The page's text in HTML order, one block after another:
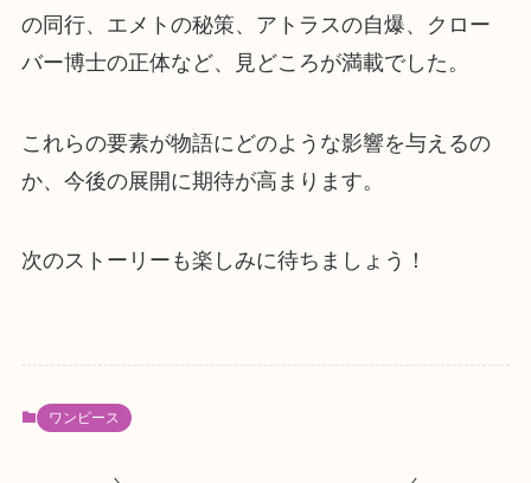
の同行、エメトの秘策、アトラスの自爆、クロー
バー博士の正体など、見どころが満載でした。
これらの要素が物語にどのような影響を与えるの
か、今後の展開に期待が高まります。
次のストーリーも楽しみに待ちましょう！
ワンピース